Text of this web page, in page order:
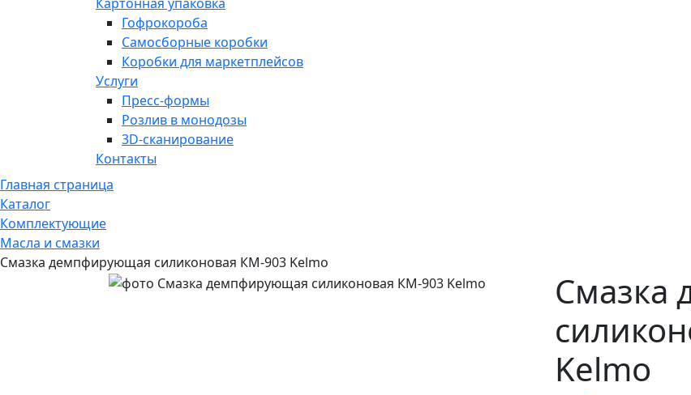
Гофрокороба
Самосборные коробки
Коробки для маркетплейсов
Услуги
Пресс-формы
Розлив в монодозы
3D-сканирование
Контакты
Главная страница
Каталог
Комплектующие
Масла и смазки
Смазка демпфирующая силиконовая КМ-903 Kelmo
Смазка
Kelmo